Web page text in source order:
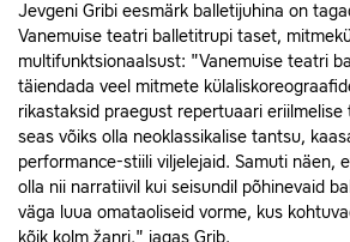
Jevgeni Gribi eesmärk balletijuhina on
Vanemuise teatri balletitrupi taset,
multifunktsionaalsust: "Vanemuise teatri
täiendada veel mitmete
rikastaksid praegust repertuaari eriilmelise
seas võiks olla neoklassikalise tantsu,
performance-stiili viljelejaid. Samuti näen,
olla nii narratiivil kui seisundil põhinevaid
väga luua omataoliseid vorme, kus
kõik kolm žanri," jagas Grib.